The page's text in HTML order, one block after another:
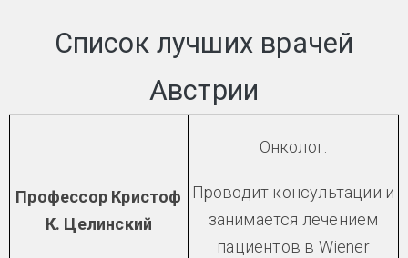
Список лучших врачей
Австрии
Профессор Кристоф
К. Целинский
Онколог.
Проводит консультации и
занимается лечением
пациентов в Wiener